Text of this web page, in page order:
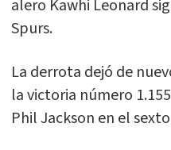
alero Kawhi Leonard
Spurs.
La derrota dejó de
la victoria número
Phil Jackson en el